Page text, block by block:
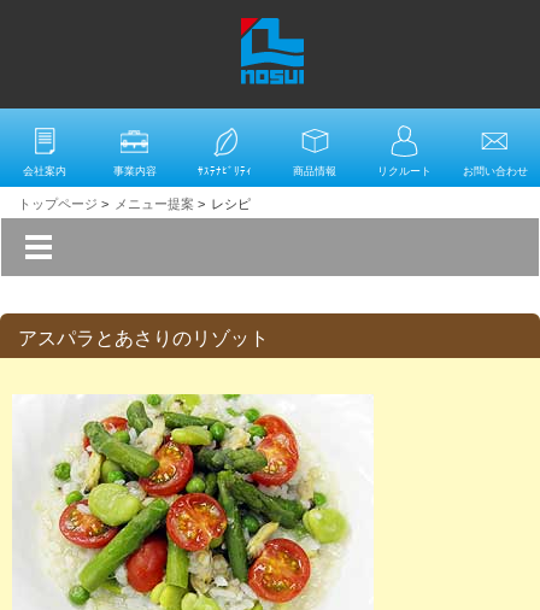
会社案内 事業内容 ｻｽﾃﾅﾋﾞﾘﾃｨ 商品情報 リクルート お問い合わせ
トップページ > メニュー提案 > レシピ
アスパラとあさりのリゾット